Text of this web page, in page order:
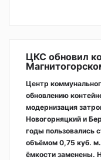
ЦКС обновил
Центр
обновлению
модернизация
Новогорняцкий и
годы пользовались
объёмом 0,75 куб.
ёмкости заменены.